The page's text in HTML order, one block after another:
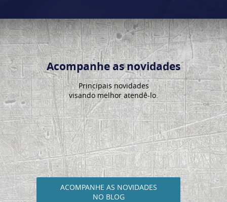
Acompanhe as novidades
Principais novidades
visando melhor atendê-lo.
ACOMPANHE AS NOVIDADES
NO BLOG